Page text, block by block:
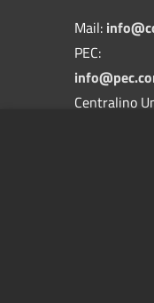
Mail:
PEC:
Centralino